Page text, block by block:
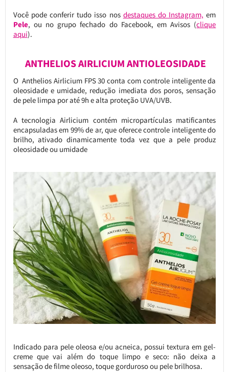
Você pode conferir tudo isso nos destaques do Instagram, em
Pele, ou no grupo fechado do Facebook, em Avisos (clique
aqui).
ANTHELIOS AIRLICIUM ANTIOLEOSIDADE
O Anthelios Airlicium FPS 30 conta com controle inteligente da
oleosidade e umidade, redução imediata dos poros, sensação
de pele limpa por até 9h e alta proteção UVA/UVB.
A tecnologia Airlicium contém micropartículas matificantes
encapsuladas em 99% de ar, que oferece controle inteligente do
brilho, ativado dinamicamente toda vez que a pele produz
oleosidade ou umidade
Indicado para pele oleosa e/ou acneica, possui textura em gel-
creme que vai além do toque limpo e seco: não deixa a
sensação de filme oleoso, toque gorduroso ou pele brilhosa.